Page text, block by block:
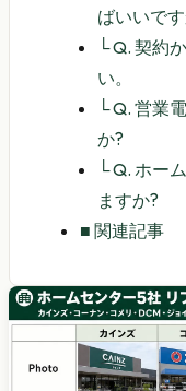
ばいいで
└Q. 契約
い。
└Q. 営業
か?
└Q. ホー
ますか?
■ 関連記事